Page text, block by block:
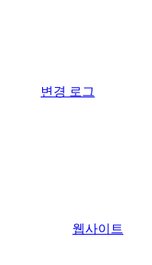
변경 로그
웹사이트